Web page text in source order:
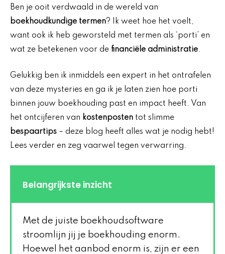
Ben je ooit verdwaald in de wereld van
boekhoudkundige termen? Ik weet hoe het voelt,
want ook ik heb geworsteld met termen als ‘porti’ en
wat ze betekenen voor de financiële administratie.
Gelukkig ben ik inmiddels een expert in het ontrafelen
van deze mysteries en ga ik je laten zien hoe porti
binnen jouw boekhouding past en impact heeft. Van
het ontcijferen van kostenposten tot slimme
bespaartips – deze blog heeft alles wat je nodig hebt!
Lees verder en zeg vaarwel tegen verwarring.
Belangrijkste inzicht
Met de juiste boekhoudsoftware
stroomlijn jij je boekhouding enorm.
Hoewel het aanbod enorm is, zijn er een